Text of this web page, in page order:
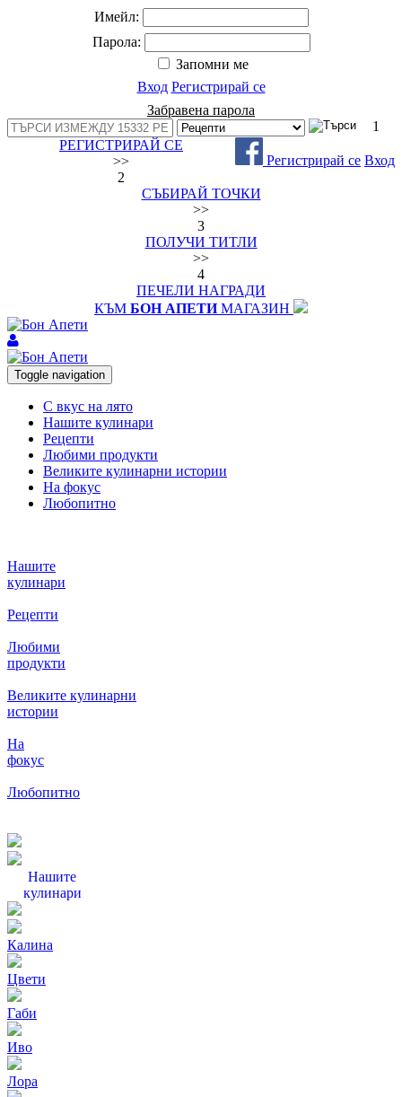
Имейл:
Парола:
Запомни ме
Вход Регистрирай се
Забравена парола
Регистрирай се Вход
1
РЕГИСТРИРАЙ СЕ
>>
2
СЪБИРАЙ ТОЧКИ
>>
3
ПОЛУЧИ ТИТЛИ
>>
4
ПЕЧЕЛИ НАГРАДИ
КЪМ БОН АПЕТИМАГАЗИН
Toggle navigation
С вкус на лято
Нашите кулинари
Рецепти
Любими продукти
Великите кулинарни истории
На фокус
Любопитно
Нашите
кулинари
Рецепти
Любими
продукти
Великите кулинарни
истории
На
фокус
Любопитно
Нашите
кулинари
Калина
Цвети
Габи
Иво
Лора